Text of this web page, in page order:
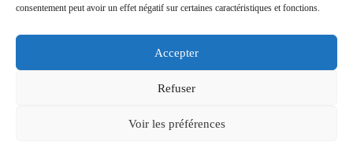
consentement peut avoir un effet négatif sur certaines caractéristiques et fonctions.
Accepter
Refuser
Voir les préférences